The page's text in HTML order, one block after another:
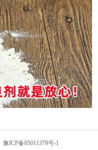
豫ICP备05011379号-1